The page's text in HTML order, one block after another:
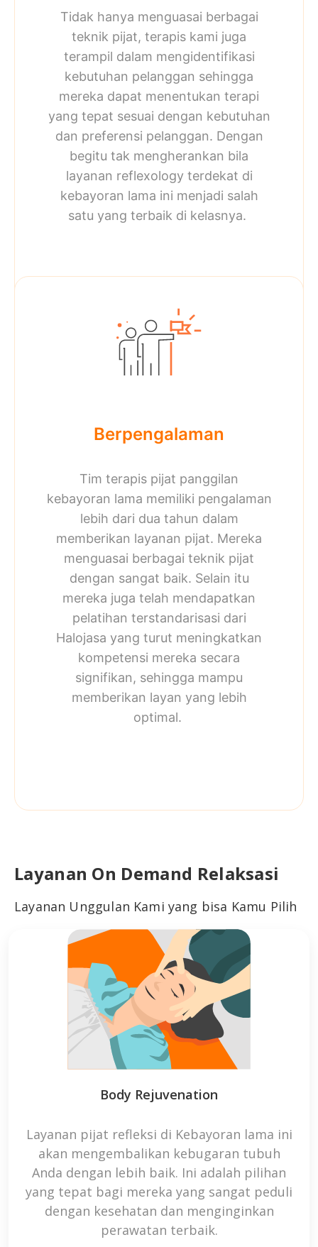
Tidak hanya menguasai berbagai
teknik pijat, terapis kami juga
terampil dalam mengidentifikasi
kebutuhan pelanggan sehingga
mereka dapat menentukan terapi
yang tepat sesuai dengan kebutuhan
dan preferensi pelanggan. Dengan
begitu tak mengherankan bila
layanan reflexology terdekat di
kebayoran lama ini menjadi salah
satu yang terbaik di kelasnya.
Berpengalaman
Tim terapis pijat panggilan
kebayoran lama memiliki pengalaman
lebih dari dua tahun dalam
memberikan layanan pijat. Mereka
menguasai berbagai teknik pijat
dengan sangat baik. Selain itu
mereka juga telah mendapatkan
pelatihan terstandarisasi dari
Halojasa yang turut meningkatkan
kompetensi mereka secara
signifikan, sehingga mampu
memberikan layan yang lebih
optimal.
Layanan On Demand Relaksasi
Layanan Unggulan Kami yang bisa Kamu Pilih
Body Rejuvenation
Layanan pijat refleksi di Kebayoran lama ini
akan mengembalikan kebugaran tubuh
Anda dengan lebih baik. Ini adalah pilihan
yang tepat bagi mereka yang sangat peduli
dengan kesehatan dan menginginkan
perawatan terbaik.